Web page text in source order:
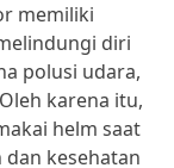
memiliki
diri
polusi udara,
karena itu,
helm saat
kesehatan